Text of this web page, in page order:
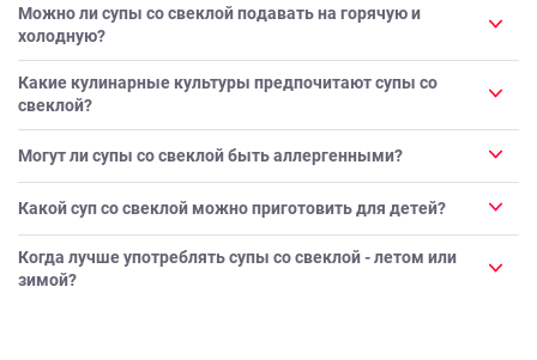
Можно ли супы со свеклой подавать на горячую и
холодную?
Какие кулинарные культуры предпочитают супы со
свеклой?
Могут ли супы со свеклой быть аллергенными?
Какой суп со свеклой можно приготовить для детей?
Когда лучше употреблять супы со свеклой - летом или
зимой?